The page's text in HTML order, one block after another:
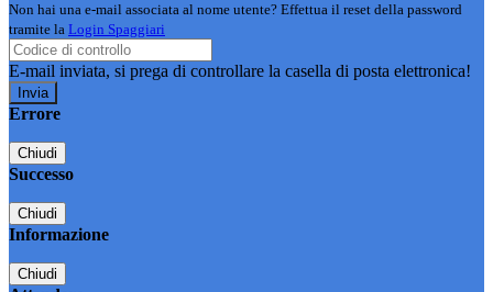
Non hai una e-mail associata al nome utente? Effettua il reset della password
tramite la Login Spaggiari
E-mail inviata, si prega di controllare la casella di posta elettronica!
Errore
Chiudi
Successo
Chiudi
Informazione
Chiudi